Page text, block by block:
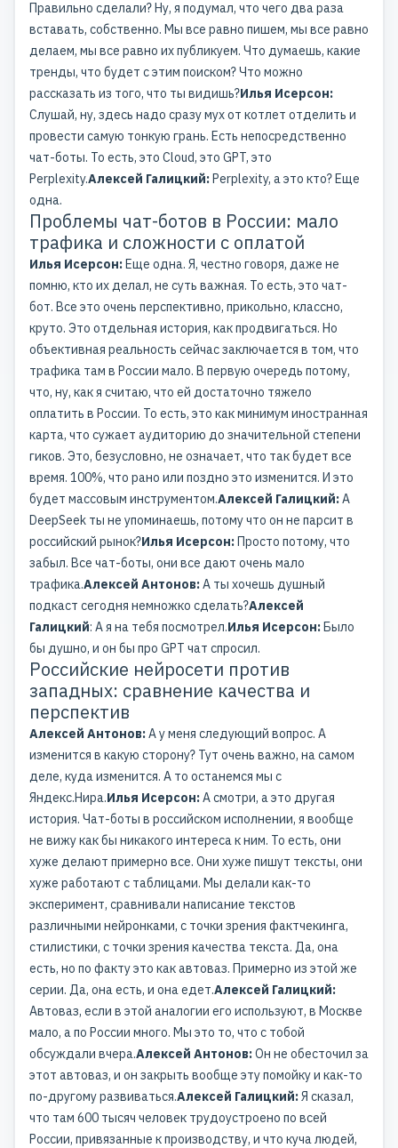
Правильно сделали? Ну, я подумал, что чего два раза
вставать, собственно. Мы все равно пишем, мы все равно
делаем, мы все равно их публикуем. Что думаешь, какие
тренды, что будет с этим поиском? Что можно
рассказать из того, что ты видишь?Илья Исерсон:
Слушай, ну, здесь надо сразу мух от котлет отделить и
провести самую тонкую грань. Есть непосредственно
чат-боты. То есть, это Cloud, это GPT, это
Perplexity.Алексей Галицкий:Perplexity, а это кто? Еще
одна.
Проблемы чат-ботов в России: мало
трафика и сложности с оплатой
Илья Исерсон:Еще одна. Я, честно говоря, даже не
помню, кто их делал, не суть важная. То есть, это чат-
бот. Все это очень перспективно, прикольно, классно,
круто. Это отдельная история, как продвигаться. Но
объективная реальность сейчас заключается в том, что
трафика там в России мало. В первую очередь потому,
что, ну, как я считаю, что ей достаточно тяжело
оплатить в России. То есть, это как минимум иностранная
карта, что сужает аудиторию до значительной степени
гиков. Это, безусловно, не означает, что так будет все
время. 100%, что рано или поздно это изменится. И это
будет массовым инструментом.Алексей Галицкий:А
DeepSeek ты не упоминаешь, потому что он не парсит в
российский рынок?Илья Исерсон:Просто потому, что
забыл. Все чат-боты, они все дают очень мало
трафика.Алексей Антонов:А ты хочешь душный
подкаст сегодня немножко сделать?Алексей
Галицкий: А я на тебя посмотрел.Илья Исерсон:Было
бы душно, и он бы про GPT чат спросил.
Российские нейросети против
западных: сравнение качества и
перспектив
Алексей Антонов:А у меня следующий вопрос. А
изменится в какую сторону? Тут очень важно, на самом
деле, куда изменится. А то останемся мы с
Яндекс.Нира.Илья Исерсон:А смотри, а это другая
история. Чат-боты в российском исполнении, я вообще
не вижу как бы никакого интереса к ним. То есть, они
хуже делают примерно все. Они хуже пишут тексты, они
хуже работают с таблицами. Мы делали как-то
эксперимент, сравнивали написание текстов
различными нейронками, с точки зрения фактчекинга,
стилистики, с точки зрения качества текста. Да, она
есть, но по факту это как автоваз. Примерно из этой же
серии. Да, она есть, и она едет.Алексей Галицкий:
Автоваз, если в этой аналогии его используют, в Москве
мало, а по России много. Мы это то, что с тобой
обсуждали вчера.Алексей Антонов:Он не обесточил за
этот автоваз, и он закрыть вообще эту помойку и как-то
по-другому развиваться.Алексей Галицкий:Я сказал,
что там 600 тысяч человек трудоустроено по всей
России, привязанные к производству, и что куча людей,